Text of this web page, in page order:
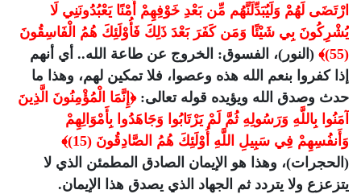
ارْتَضَى لَهُمْ وَلَيُبَدِّلَنَّهُم مِّن بَعْدِ خَوْفِهِمْ أَمْنًا يَعْبُدُونَنِي لَا
يُشْرِكُونَ بِي شَيْئًا وَمَن كَفَرَ بَعْدَ ذَلِكَ فَأُوْلَئِكَ هُمُ الْفَاسِقُونَ
(55)﴾
(النور)، الفسوق: الخروج عن طاعة الله.. أي أنهم
إذا كفروا بنعم الله هذه وعصوا، فلا تمكين لهم، وهذا ما
حدث وصدق الله ويؤيده قوله تعالى:﴿إِنَّمَا الْمُؤْمِنُونَ الَّذِينَ
آمَنُوا بِاللَّهِ وَرَسُولِهِ ثُمَّ لَمْ يَرْتَابُوا وَجَاهَدُوا بِأَمْوَالِهِمْ
وَأَنفُسِهِمْ فِي سَبِيلِ اللَّهِ أُوْلَئِكَ هُمُ الصَّادِقُونَ (15)﴾
(الحجرات)، وهذا هو الإيمان الصادق المطمئن الذي لا
يتزعزع ولا يتردد ثم الجهاد الذي يصدق هذا الإيمان.